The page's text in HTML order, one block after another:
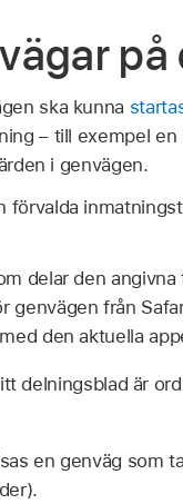
på
ska kunna
– till exempel en
i genvägen.
förvalda
delar den angivna
genvägen från
den aktuella
delningsblad är
en genväg som